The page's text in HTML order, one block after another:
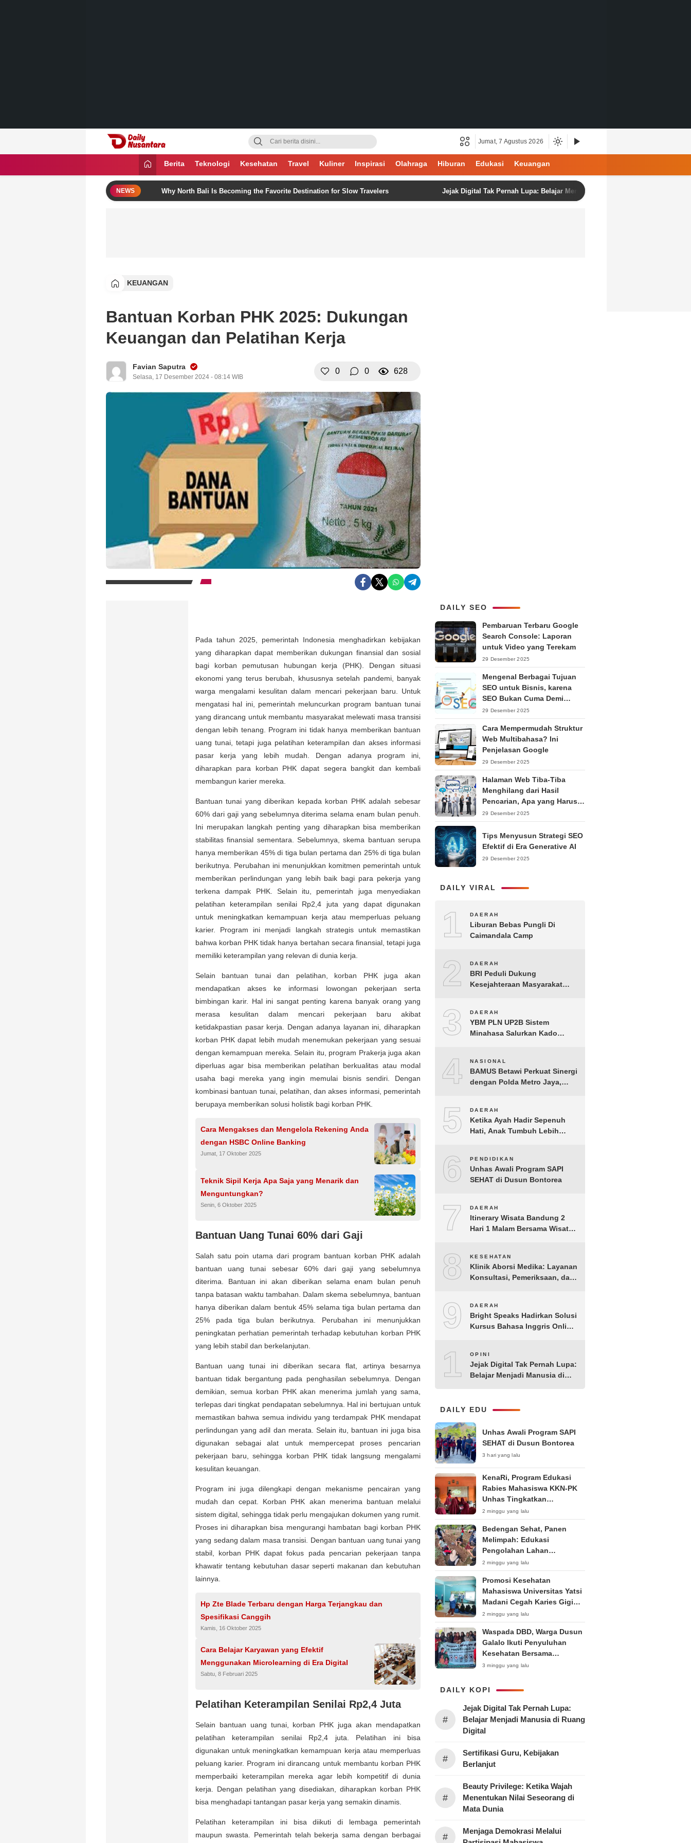
Daily Nusantara
Menyajikan Fakta, Menginspirasi Bangsa
Jumat, 7 Agustus 2026
Berita Teknologi Kesehatan Travel Kuliner Inspirasi Olahraga Hiburan Edukasi Keuangan
NEWSWhy North Bali Is Becoming the Favorite Destination for Slow Travelers Jejak Digital Tak Pernah Lupa: Belajar Menjadi Manusia di Ruang Digital
KEUANGAN
Bantuan Korban PHK 2025: Dukungan
Keuangan dan Pelatihan Kerja
Favian Saputra
Selasa, 17 Desember 2024 - 08:14 WIB
0 0 628
Pada tahun 2025, pemerintah Indonesia menghadirkan kebijakan
yang diharapkan dapat memberikan dukungan finansial dan sosial
bagi korban pemutusan hubungan kerja (PHK). Dengan situasi
ekonomi yang terus berubah, khususnya setelah pandemi, banyak
warga mengalami kesulitan dalam mencari pekerjaan baru. Untuk
mengatasi hal ini, pemerintah meluncurkan program bantuan tunai
yang dirancang untuk membantu masyarakat melewati masa transisi
dengan lebih tenang. Program ini tidak hanya memberikan bantuan
uang tunai, tetapi juga pelatihan keterampilan dan akses informasi
pasar kerja yang lebih mudah. Dengan adanya program ini,
diharapkan para korban PHK dapat segera bangkit dan kembali
membangun karier mereka.
Bantuan tunai yang diberikan kepada korban PHK adalah sebesar
60% dari gaji yang sebelumnya diterima selama enam bulan penuh.
Ini merupakan langkah penting yang diharapkan bisa memberikan
stabilitas finansial sementara. Sebelumnya, skema bantuan serupa
hanya memberikan 45% di tiga bulan pertama dan 25% di tiga bulan
berikutnya. Perubahan ini menunjukkan komitmen pemerintah untuk
memberikan perlindungan yang lebih baik bagi para pekerja yang
terkena dampak PHK. Selain itu, pemerintah juga menyediakan
pelatihan keterampilan senilai Rp2,4 juta yang dapat digunakan
untuk meningkatkan kemampuan kerja atau memperluas peluang
karier. Program ini menjadi langkah strategis untuk memastikan
bahwa korban PHK tidak hanya bertahan secara finansial, tetapi juga
memiliki keterampilan yang relevan di dunia kerja.
Selain bantuan tunai dan pelatihan, korban PHK juga akan
mendapatkan akses ke informasi lowongan pekerjaan serta
bimbingan karir. Hal ini sangat penting karena banyak orang yang
merasa kesulitan dalam mencari pekerjaan baru akibat
ketidakpastian pasar kerja. Dengan adanya layanan ini, diharapkan
korban PHK dapat lebih mudah menemukan pekerjaan yang sesuai
dengan kemampuan mereka. Selain itu, program Prakerja juga akan
diperluas agar bisa memberikan pelatihan berkualitas atau modal
usaha bagi mereka yang ingin memulai bisnis sendiri. Dengan
kombinasi bantuan tunai, pelatihan, dan akses informasi, pemerintah
berupaya memberikan solusi holistik bagi korban PHK.
Cara Mengakses dan Mengelola Rekening Anda
dengan HSBC Online Banking
Jumat, 17 Oktober 2025
Teknik Sipil Kerja Apa Saja yang Menarik dan
Menguntungkan?
Senin, 6 Oktober 2025
Bantuan Uang Tunai 60% dari Gaji
Salah satu poin utama dari program bantuan korban PHK adalah
bantuan uang tunai sebesar 60% dari gaji yang sebelumnya
diterima. Bantuan ini akan diberikan selama enam bulan penuh
tanpa batasan waktu tambahan. Dalam skema sebelumnya, bantuan
hanya diberikan dalam bentuk 45% selama tiga bulan pertama dan
25% pada tiga bulan berikutnya. Perubahan ini menunjukkan
peningkatan perhatian pemerintah terhadap kebutuhan korban PHK
yang lebih stabil dan berkelanjutan.
Bantuan uang tunai ini diberikan secara flat, artinya besarnya
bantuan tidak bergantung pada penghasilan sebelumnya. Dengan
demikian, semua korban PHK akan menerima jumlah yang sama,
terlepas dari tingkat pendapatan sebelumnya. Hal ini bertujuan untuk
memastikan bahwa semua individu yang terdampak PHK mendapat
perlindungan yang adil dan merata. Selain itu, bantuan ini juga bisa
digunakan sebagai alat untuk mempercepat proses pencarian
pekerjaan baru, sehingga korban PHK tidak langsung mengalami
kesulitan keuangan.
Program ini juga dilengkapi dengan mekanisme pencairan yang
mudah dan cepat. Korban PHK akan menerima bantuan melalui
sistem digital, sehingga tidak perlu mengajukan dokumen yang rumit.
Proses ini diharapkan bisa mengurangi hambatan bagi korban PHK
yang sedang dalam masa transisi. Dengan bantuan uang tunai yang
stabil, korban PHK dapat fokus pada pencarian pekerjaan tanpa
khawatir tentang kebutuhan dasar seperti makanan dan kebutuhan
lainnya.
Hp Zte Blade Terbaru dengan Harga Terjangkau dan
Spesifikasi Canggih
Kamis, 16 Oktober 2025
Cara Belajar Karyawan yang Efektif
Menggunakan Microlearning di Era Digital
Sabtu, 8 Februari 2025
Pelatihan Keterampilan Senilai Rp2,4 Juta
Selain bantuan uang tunai, korban PHK juga akan mendapatkan
pelatihan keterampilan senilai Rp2,4 juta. Pelatihan ini bisa
digunakan untuk meningkatkan kemampuan kerja atau memperluas
peluang karier. Program ini dirancang untuk membantu korban PHK
memperbaiki keterampilan mereka agar lebih kompetitif di dunia
kerja. Dengan pelatihan yang disediakan, diharapkan korban PHK
bisa menghadapi tantangan pasar kerja yang semakin dinamis.
Pelatihan keterampilan ini bisa diikuti di lembaga pemerintah
maupun swasta. Pemerintah telah bekerja sama dengan berbagai
DAILY SEO
Pembaruan Terbaru Google
Search Console: Laporan
untuk Video yang Terekam
29 Desember 2025
Mengenal Berbagai Tujuan
SEO untuk Bisnis, karena
SEO Bukan Cuma Demi
Ranking
29 Desember 2025
Cara Mempermudah Struktur
Web Multibahasa? Ini
Penjelasan Google
29 Desember 2025
Halaman Web Tiba-Tiba
Menghilang dari Hasil
Pencarian, Apa yang Harus
Dilakukan?
29 Desember 2025
Tips Menyusun Strategi SEO
Efektif di Era Generative AI
29 Desember 2025
DAILY VIRAL
1 DAERAH
Liburan Bebas Pungli Di
Caimandala Camp
2 DAERAH
BRI Peduli Dukung
Kesejahteraan Masyarakat
3 DAERAH
YBM PLN UP2B Sistem
Minahasa Salurkan Kado
Tomohon
4 NASIONAL
BAMUS Betawi Perkuat Sinergi
dengan Polda Metro Jaya,
Kondusif Jelang HUT ke-81
Republik Indonesia
5 DAERAH
Ketika Ayah Hadir Sepenuh
Hati, Anak Tumbuh Lebih
6 PENDIDIKAN
Unhas Awali Program SAPI
SEHAT di Dusun Bontorea
7 DAERAH
Itinerary Wisata Bandung 2
Hari 1 Malam Bersama Wisata
8 KESEHATAN
Klinik Aborsi Medika: Layanan
Konsultasi, Pemeriksaan, dan
9 DAERAH
Bright Speaks Hadirkan Solusi
Kursus Bahasa Inggris Online
Bicara
10
OPINI
Jejak Digital Tak Pernah Lupa:
Belajar Menjadi Manusia di
DAILY EDU
Unhas Awali Program SAPI
SEHAT di Dusun Bontorea
3 hari yang lalu
KenaRi, Program Edukasi
Rabies Mahasiswa KKN-PK
Unhas Tingkatkan
Kesadaran Siswa SD Negeri 4
Maccorawalie
2 minggu yang lalu
Bedengan Sehat, Panen
Melimpah: Edukasi
Pengolahan Lahan
Bedengan Organik bagi KWT
dan Ibu PKK RT 04 RW 01
Kelurahan Pakintelan
2 minggu yang lalu
Promosi Kesehatan
Mahasiswa Universitas Yatsi
Madani Cegah Karies Gigi
Anak
2 minggu yang lalu
Waspada DBD, Warga Dusun
Galalo Ikuti Penyuluhan
Kesehatan Bersama
Mahasiswa Pemberdayaan
Surabaya 2026
3 minggu yang lalu
DAILY KOPI
#
Jejak Digital Tak Pernah Lupa:
Belajar Menjadi Manusia di Ruang
Digital
#
Sertifikasi Guru, Kebijakan
Berlanjut
#
Beauty Privilege: Ketika Wajah
Menentukan Nilai Seseorang di
Mata Dunia
#
Menjaga Demokrasi Melalui